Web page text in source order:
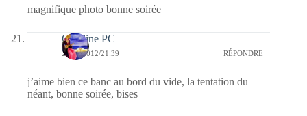
magnifique photo bonne soirée
Caroline PC
24/01/2012/21:39 RÉPONDRE
j’aime bien ce banc au bord du vide, la tentation du
néant, bonne soirée, bises